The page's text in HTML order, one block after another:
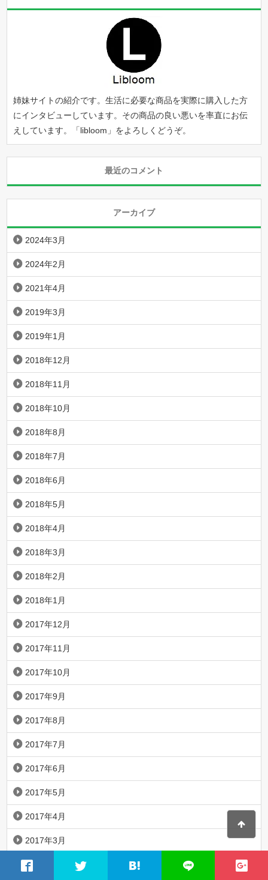
姉妹サイトの紹介です。生活に必要な商品を実際に購入した方
にインタビューしています。その商品の良い悪いを率直にお伝
えしています。「libloom 」をよろしくどうぞ。
最近のコメント
アーカイブ
2024年3月
2024年2月
2021年4月
2019年3月
2019年1月
2018年12月
2018年11月
2018年10月
2018年8月
2018年7月
2018年6月
2018年5月
2018年4月
2018年3月
2018年2月
2018年1月
2017年12月
2017年11月
2017年10月
2017年9月
2017年8月
2017年7月
2017年6月
2017年5月
2017年4月
2017年3月
2017年2月